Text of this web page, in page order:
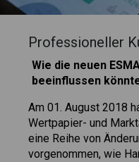
Professioneller
Wie die neuen
beeinflussen
Am 01. August 2018
Wertpapier- und
eine Reihe von
vorgenommen, wie